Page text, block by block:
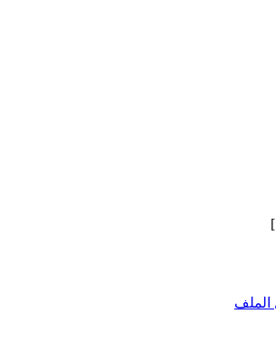
الملف